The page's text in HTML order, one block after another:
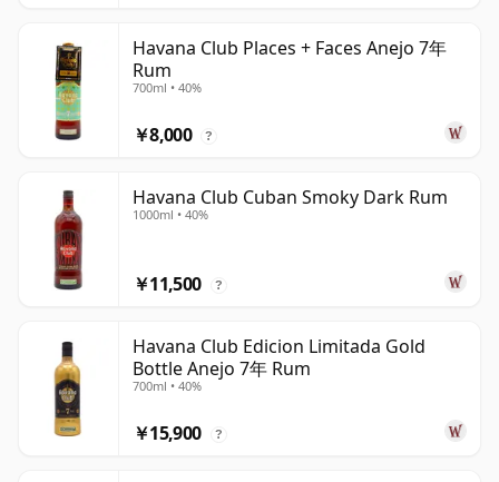
Havana Club Places + Faces Anejo 7年
Rum
700ml • 40%
￥8,000 ?
Havana Club Cuban Smoky Dark Rum
1000ml • 40%
￥11,500 ?
Havana Club Edicion Limitada Gold
Bottle Anejo 7年 Rum
700ml • 40%
￥15,900 ?